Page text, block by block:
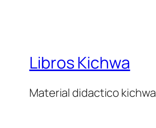
Libros Kichwa
Material didactico kichwa